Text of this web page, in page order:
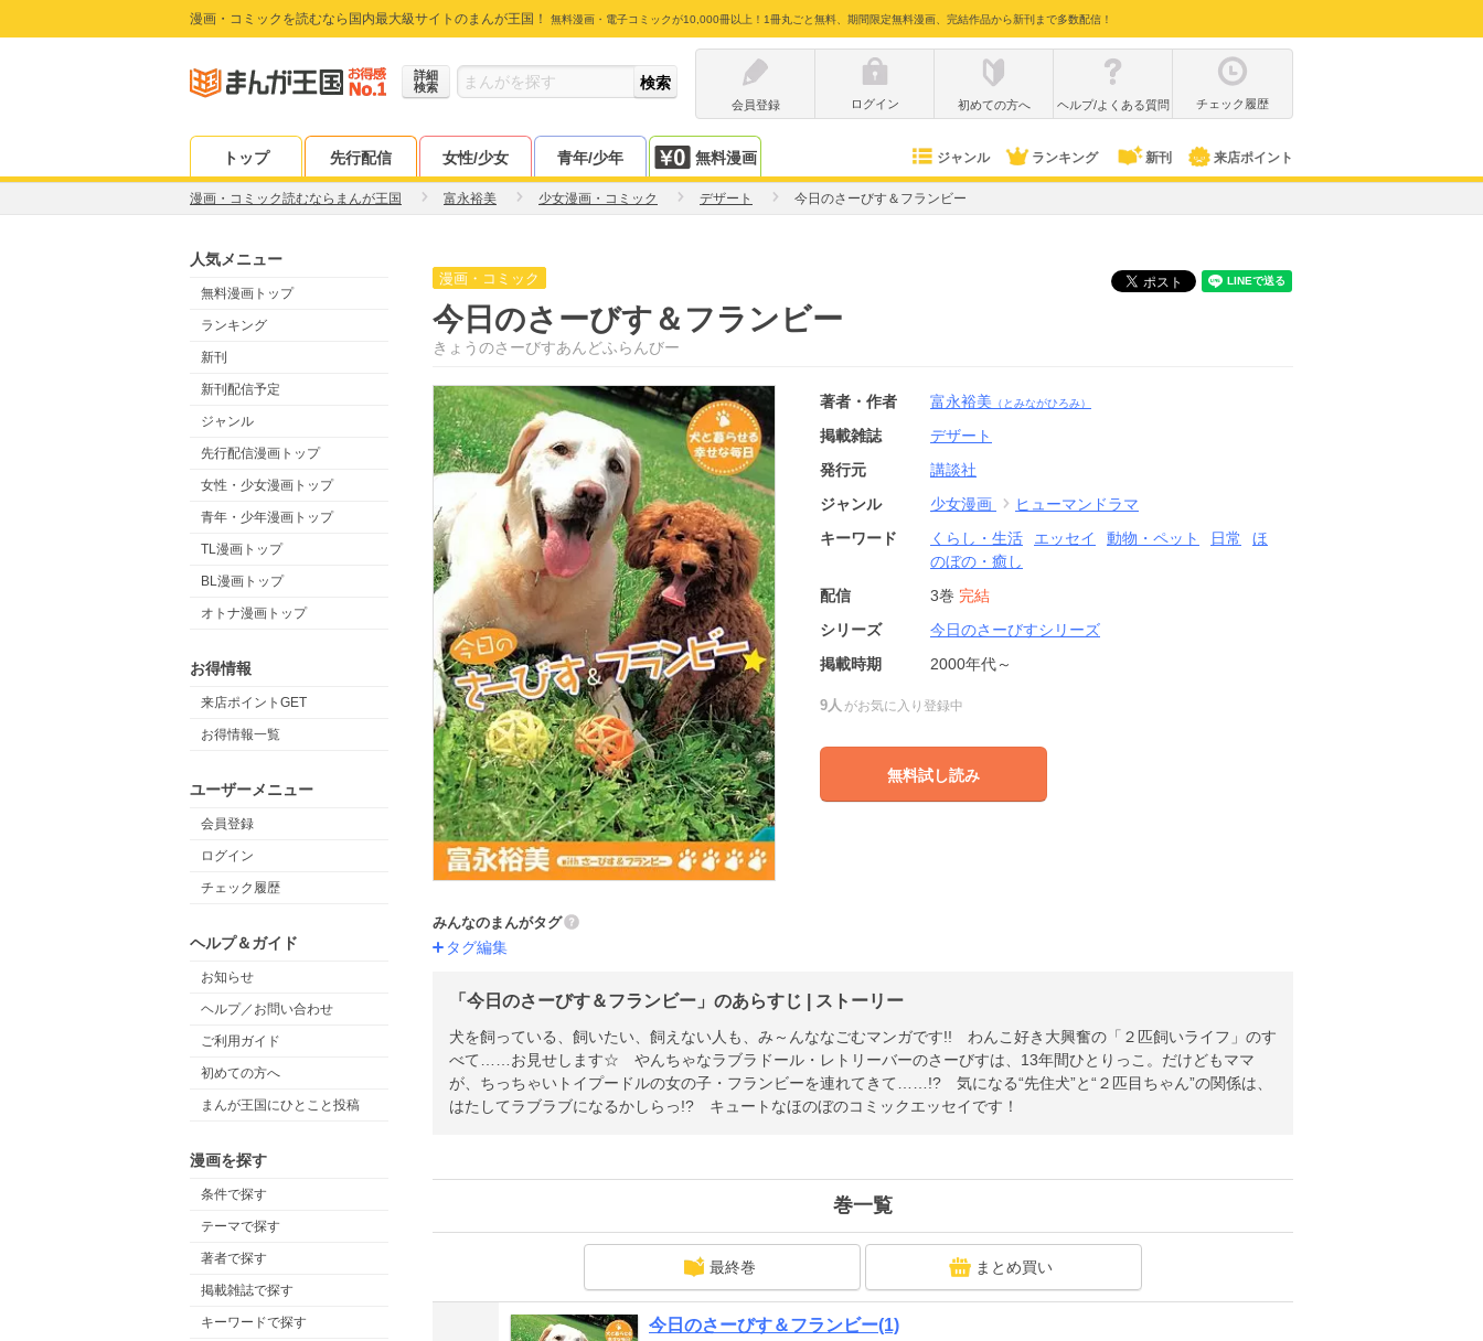
漫画・コミックを読むなら国内最大級サイトのまんが王国！ 無料漫画・電子コミックが10,000冊以上！1冊丸ごと無料、期間限定無料漫画、完結作品から新刊まで多数配信！
詳細
検索
会員登録
ログイン 初めての方へ ヘルプ/よくある質問 チェック履歴
トップ 先行配信 女性/少女 青年/少年 無料漫画 ジャンル ランキング 新刊 来店ポイント
漫画・コミック読むならまんが王国 富永裕美 少女漫画・コミック デザート 今日のさーびす＆フランビー
人気メニュー
無料漫画トップ
ランキング
新刊
新刊配信予定
ジャンル
先行配信漫画トップ
女性・少女漫画トップ
青年・少年漫画トップ
TL漫画トップ
BL漫画トップ
オトナ漫画トップ
お得情報
来店ポイントGET
お得情報一覧
ユーザーメニュー
会員登録
ログイン
チェック履歴
ヘルプ＆ガイド
お知らせ
ヘルプ／お問い合わせ
ご利用ガイド
初めての方へ
まんが王国にひとこと投稿
漫画を探す
条件で探す
テーマで探す
著者で探す
掲載雑誌で探す
キーワードで探す
漫画・コミック
今日のさーびす＆フランビー
きょうのさーびすあんどふらんびー
著者・作者 富永裕美 （とみながひろみ）
掲載雑誌
デザート
発行元
講談社
ジャンル
少女漫画
ヒューマンドラマ
キーワード
くらし・生活 エッセイ 動物・ペット 日常
ほ
のぼの・癒し
配信
3巻 完結
シリーズ
今日のさーびすシリーズ
掲載時期
2000年代～
9人 がお気に入り登録中
無料試し読み
みんなのまんがタグ
タグ編集
「今日のさーびす＆フランビー」のあらすじ | ストーリー
犬を飼っている、飼いたい、飼えない人も、み～んななごむマンガです!! わんこ好き大興奮の「２匹飼いライフ」のす
べて……お見せします☆ やんちゃなラブラドール・レトリーバーのさーびすは、13年間ひとりっこ。だけどもママ
が、ちっちゃいトイプードルの女の子・フランビーを連れてきて……!? 気になる“先住犬”と“２匹目ちゃん”の関係は、
はたしてラブラブになるかしらっ!? キュートなほのぼのコミックエッセイです！
巻一覧
最終巻 まとめ買い
今日のさーびす＆フランビー(1)